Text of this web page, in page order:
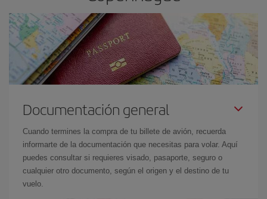
Documentación general
Cuando termines la compra de tu billete de avión, recuerda
informarte de la documentación que necesitas para volar. Aquí
puedes consultar si requieres visado, pasaporte, seguro o
cualquier otro documento, según el origen y el destino de tu
vuelo.